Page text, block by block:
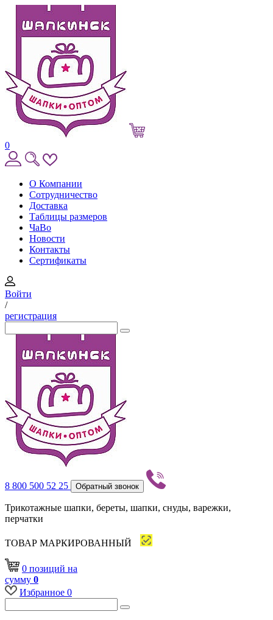
0
О Компании
Сотрудничество
Доставка
Таблицы размеров
ЧаВо
Новости
Контакты
Сертификаты
Войти
/
регистрация
8 800 500 52 25 Обратный звонок
Трикотажные шапки, береты, шапки, снуды, варежки,
перчатки
ТОВАР МАРКИРОВАННЫЙ
0 позиций на
сумму 0
Избранное 0